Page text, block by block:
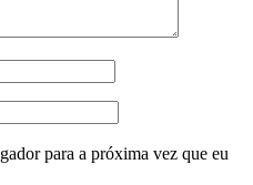
para a próxima vez que eu